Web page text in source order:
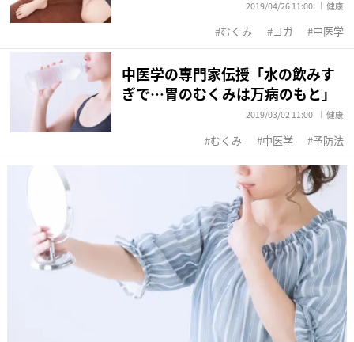
2019/04/26 11:00 健康
むくみ ヨガ 中医学
中医学の専門家伝授「水の飲みす
ぎで…胃のむくみは万病のもと」
2019/03/02 11:00 健康
むくみ 中医学 予防法